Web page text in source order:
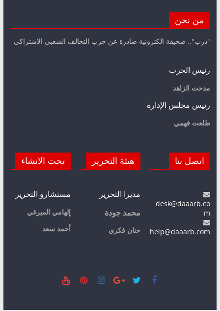
من نحن
"درب".. صحيفة الكترونية صادرة عن حزب التحالف الشعبي الاشتراكي
رئيس الحزب
مدحت الزاهد
رئيس مجلس الإدارة
طلعت فهمي
اتصل بنا
desk@daaarb.co
m
help@daaarb.com
هيئة التحرير
مديرا التحرير
محمد جودة
حنان فكري
تحت الانشاء
مستشارو التحرير
إلهامي الميرغي
أحمد سعد